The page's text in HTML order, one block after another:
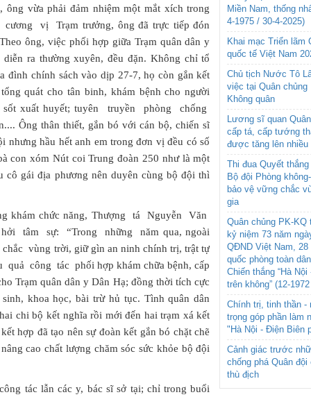
vừa phải đảm nhiệm một mắt xích trong
vị Trạm trưởng, ông đã trực tiếp đón
ông, việc phối hợp giữa Trạm quân dân y
ra thường xuyên, đều đặn. Không chỉ tổ
đình chính sách vào dịp 27-7, họ còn gắn kết
quát cho tân binh, khám bệnh cho người
sốt xuất huyết; tuyên truyền phòng chống
Ông thân thiết, gắn bó với cán bộ, chiến sĩ
nhưng hầu hết anh em trong đơn vị đều có số
con xóm Nút coi Trung đoàn 250 như là một
gái địa phương nên duyên cùng bộ đội thì
khám chức năng, Thượng tá Nguyễn Văn
tâm sự: “Trong những năm qua, ngoài
vùng trời, giữ gìn an ninh chính trị, trật tự
công tác phối hợp khám chữa bệnh, cấp
Trạm quân dân y Dân Hạ; đồng thời tích cực
khoa học, bài trừ hủ tục. Tình quân dân
chi bộ kết nghĩa rồi mới đến hai trạm xá kết
hợp đã tạo nên sự đoàn kết gắn bó chặt chẽ
cao chất lượng chăm sóc sức khỏe bộ đội
tác lẫn các y, bác sĩ sở tại; chỉ trong buổi
Miền Nam, thống
4-1975 / 30-4-2025)
Khai mạc Triển lãm
quốc tế Việt Nam
Chủ tịch Nước Tô
việc tại Quân chủng
Không quân
Lương sĩ quan
cấp tá, cấp tướng
được tăng lên nhiều
Thi đua Quyết
Bộ đội Phòng
bảo vệ vững chắc
gia
Quân chủng PK-
kỷ niệm 73 năm
QĐND Việt Nam, 28
quốc phòng toàn
Chiến thắng “Hà
trên không” (12-
Chính trị, tinh thần -
trọng góp phần làm
"Hà Nội - Điện Biên
Cảnh giác trước
chống phá Quân
thù địch